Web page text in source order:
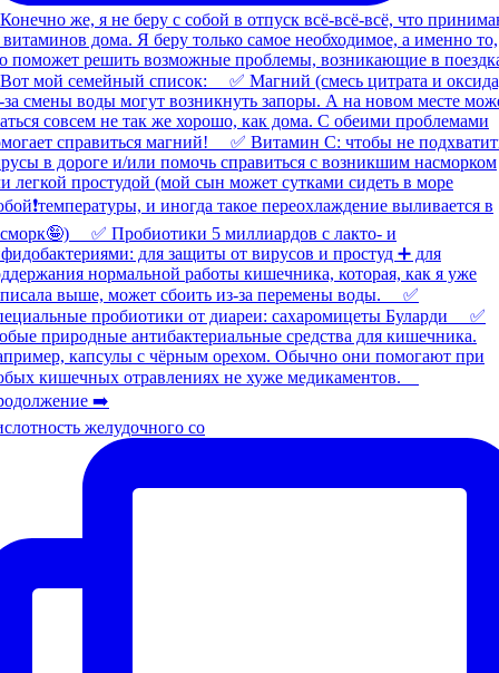
желудочного со